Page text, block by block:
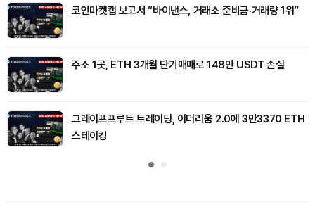
코인마켓캡 보고서 “바이낸스, 거래소 준비금·거래량 1위”
주소 1곳, ETH 3개월 단기매매로 148만 USDT 손실
그레이프프루트 트레이딩, 이더리움 2.0에 3만3370 ETH
스테이킹